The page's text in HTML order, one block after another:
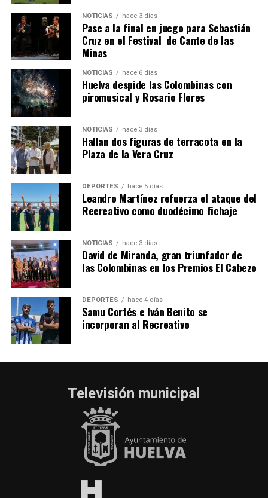
4º DÍA DE LAS FIESTAS COLOMBINAS 2026
hace 1 semana ·Huelvatv
SEXTA CORRIDA DE LAS FIESTAS COLOMBINAS
2026
hace 6 días· Huelvatv
NOTICIAS hace 3 días
Pase a la final en juego para Sebastián
Cruz en el Festival de Cante de las
Minas
NOTICIAS hace 6 días
Huelva despide las Colombinas con
piromusical y Rosario Flores
NOTICIAS hace 3 días
Hallan dos figuras de terracota en la
Plaza de la Vera Cruz
DEPORTES hace 5 días
Leandro Martínez refuerza el ataque del
Recreativo como duodécimo fichaje
NOTICIAS hace 3 días
David de Miranda, gran triunfador de
las Colombinas en los Premios El Cabezo
DEPORTES hace 4 días
Samu Cortés e Iván Benito se
incorporan al Recreativo
Televisión municipal